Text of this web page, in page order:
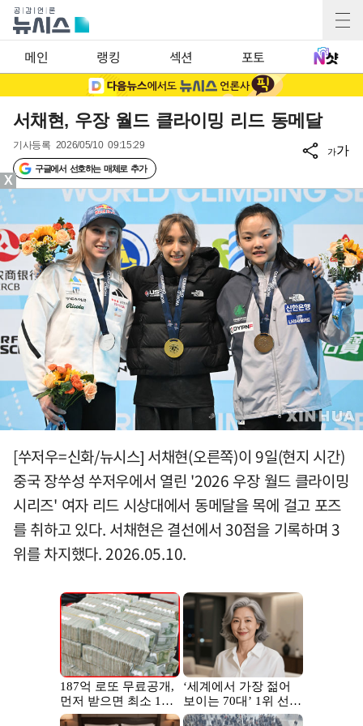
메인 랭킹 섹션 포토
서채현, 우장 월드 클라이밍 리드 동메달
기사등록 2026/05/10 09:15:29
구글에서 선호하는 매체로 추가
가가
[쑤저우=신화/뉴시스] 서채현(오른쪽)이 9일(현지 시간)
중국 장쑤성 쑤저우에서 열린 '2026 우장 월드 클라이밍
시리즈' 여자 리드 시상대에서 동메달을 목에 걸고 포즈
를 취하고 있다. 서채현은 결선에서 30점을 기록하며 3
위를 차지했다. 2026.05.10.
X